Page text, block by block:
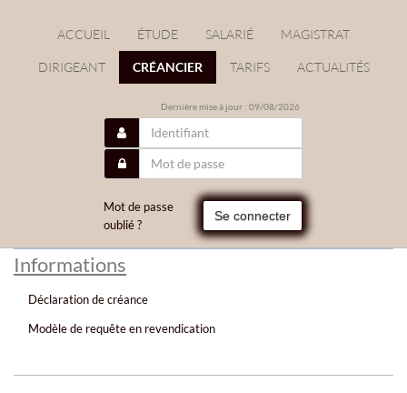
ACCUEIL ÉTUDE SALARIÉ MAGISTRAT
DIRIGEANT CRÉANCIER TARIFS ACTUALITÉS
Dernière mise à jour : 09/08/2026
Mot de passe
oublié ?
Se connecter
Informations
Déclaration de créance
Modèle de requête en revendication